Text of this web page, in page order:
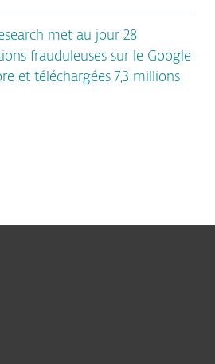
met au jour 28
frauduleuses sur le Google
et téléchargées 7,3 millions